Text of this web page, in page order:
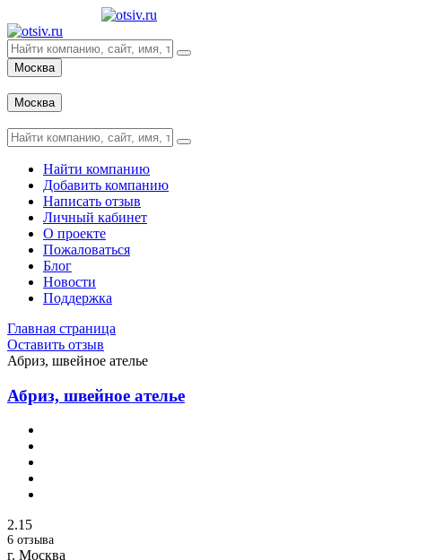
Москва
Москва
Найти компанию
Добавить компанию
Написать отзыв
Личный кабинет
О проекте
Пожаловаться
Блог
Новости
Поддержка
Главная страница
Оставить отзыв
Абриз, швейное ателье
Абриз, швейное ателье
2.15
6 отзыва
г. Москва